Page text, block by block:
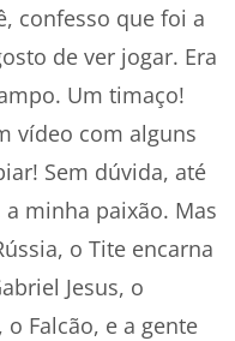
confesso que foi a
de ver jogar. Era
Um timaço!
vídeo com alguns
Sem dúvida, até
minha paixão. Mas
o Tite encarna
Jesus, o
Falcão, e a gente